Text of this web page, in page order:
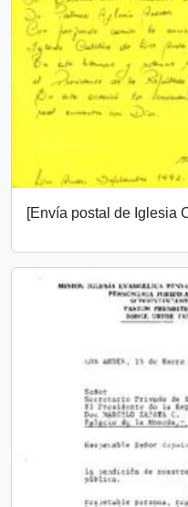
[Envía postal de Iglesia